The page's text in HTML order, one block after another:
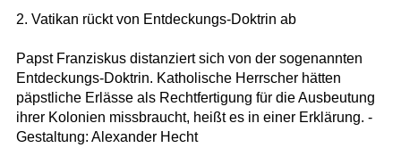
2. Vatikan rückt von Entdeckungs-Doktrin ab
Papst Franziskus distanziert sich von der sogenannten
Entdeckungs-Doktrin. Katholische Herrscher hätten
päpstliche Erlässe als Rechtfertigung für die Ausbeutung
ihrer Kolonien missbraucht, heißt es in einer Erklärung. -
Gestaltung: Alexander Hecht